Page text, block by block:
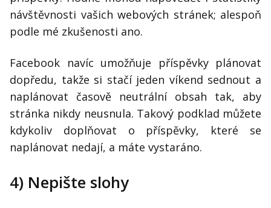
návštěvnosti vašich webových stránek; alespoň
podle mé zkušenosti ano.
Facebook navíc umožňuje příspěvky plánovat
dopředu, takže si stačí jeden víkend sednout a
naplánovat časově neutrální obsah tak, aby
stránka nikdy neusnula. Takový podklad můžete
kdykoliv doplňovat o příspěvky, které se
naplánovat nedají, a máte vystaráno.
4) Nepište slohy